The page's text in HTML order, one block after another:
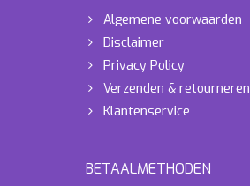
Algemene voorwaarden
Disclaimer
Privacy Policy
Verzenden & retourneren
Klantenservice
BETAALMETHODEN